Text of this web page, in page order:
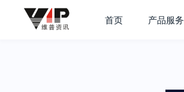
首页 产品服务